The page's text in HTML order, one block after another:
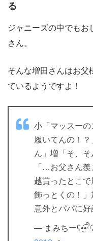
る
ジャニーズの中でもお
さん。
そんな増田さんはお父
ているようですよ！
小「マッスー
履いてんの！
ん」増「そ、
「…お父さん
越貰ったとこ
飾っとくの！
意外とパパに好
— まみちー